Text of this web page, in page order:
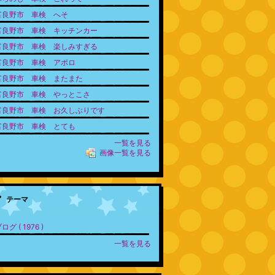
良野市 車検 へそ
良野市 車検 キッチンカー
良野市 車検 楽しみすぎる
良野市 車検 アポロ
良野市 車検 またまた
良野市 車検 やっとこさ
良野市 車検 お久しぶりです
良野市 車検 とても
一覧を見る
画像一覧を見る
テーマ
ログ ( 1976 )
一覧を見る